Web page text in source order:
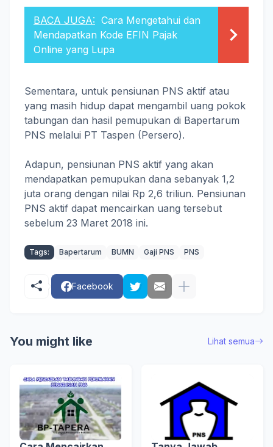
BACA JUGA: Cara Mengetahui dan
Mendapatkan Kode EFIN Pajak
Online yang Lupa
Sementara, untuk pensiunan PNS aktif atau
yang masih hidup dapat mengambil uang pokok
tabungan dan hasil pemupukan di Bapertarum
PNS melalui PT Taspen (Persero).
Adapun, pensiunan PNS aktif yang akan
mendapatkan pemupukan dana sebanyak 1,2
juta orang dengan nilai Rp 2,6 triliun. Pensiunan
PNS aktif dapat mencairkan uang tersebut
sebelum 23 Maret 2018 ini.
Tags: Bapertarum BUMN Gaji PNS PNS
Facebook
You might like Lihat semua